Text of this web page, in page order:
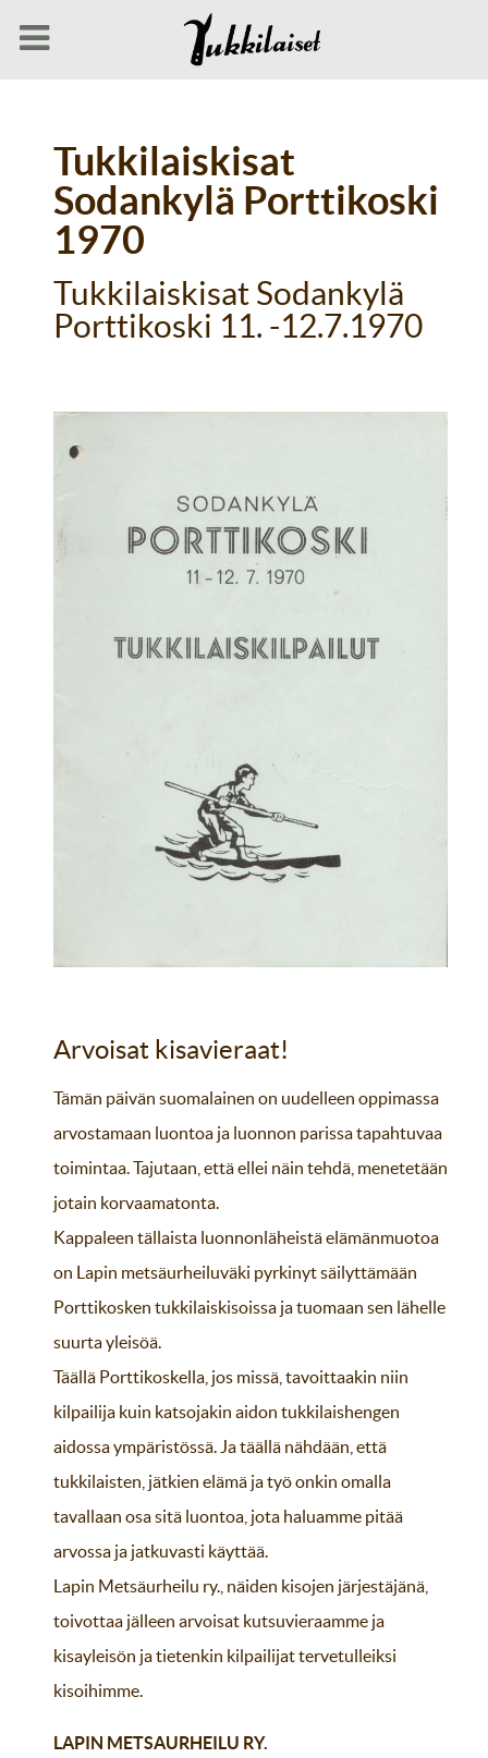
Tukkilaiskisat
Sodankylä Porttikoski
1970
Tukkilaiskisat Sodankylä
Porttikoski 11. -12.7.1970
Arvoisat kisavieraat!
Tämän päivän suomalainen on uudelleen oppimassa
arvostamaan luontoa ja luonnon parissa tapahtuvaa
toimintaa. Tajutaan, että ellei näin tehdä, menetetään
jotain korvaamatonta.
Kappaleen tällaista luonnonläheistä elämänmuotoa
on Lapin metsäurheiluväki pyrkinyt säilyttämään
Porttikosken tukkilaiskisoissa ja tuomaan sen lähelle
suurta yleisöä.
Täällä Porttikoskella, jos missä, tavoittaakin niin
kilpailija kuin katsojakin aidon tukkilaishengen
aidossa ympäristössä. Ja täällä nähdään, että
tukkilaisten, jätkien elämä ja työ onkin omalla
tavallaan osa sitä luontoa, jota haluamme pitää
arvossa ja jatkuvasti käyttää.
Lapin Metsäurheilu ry., näiden kisojen järjestäjänä,
toivottaa jälleen arvoisat kutsuvieraamme ja
kisayleisön ja tietenkin kilpailijat tervetulleiksi
kisoihimme.
LAPIN METSAURHEILU RY.